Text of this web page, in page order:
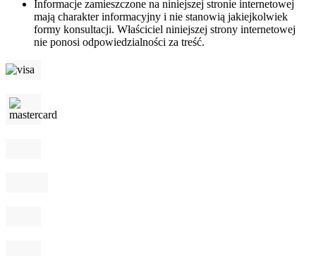
Informacje zamieszczone na niniejszej stronie internetowej
mają charakter informacyjny i nie stanowią jakiejkolwiek
formy konsultacji. Właściciel niniejszej strony internetowej
nie ponosi odpowiedzialności za treść.